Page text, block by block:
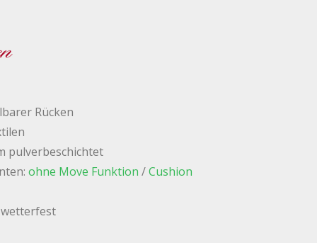
Rücken
pulverbeschichtet
ohne Move Funktion /Cushion